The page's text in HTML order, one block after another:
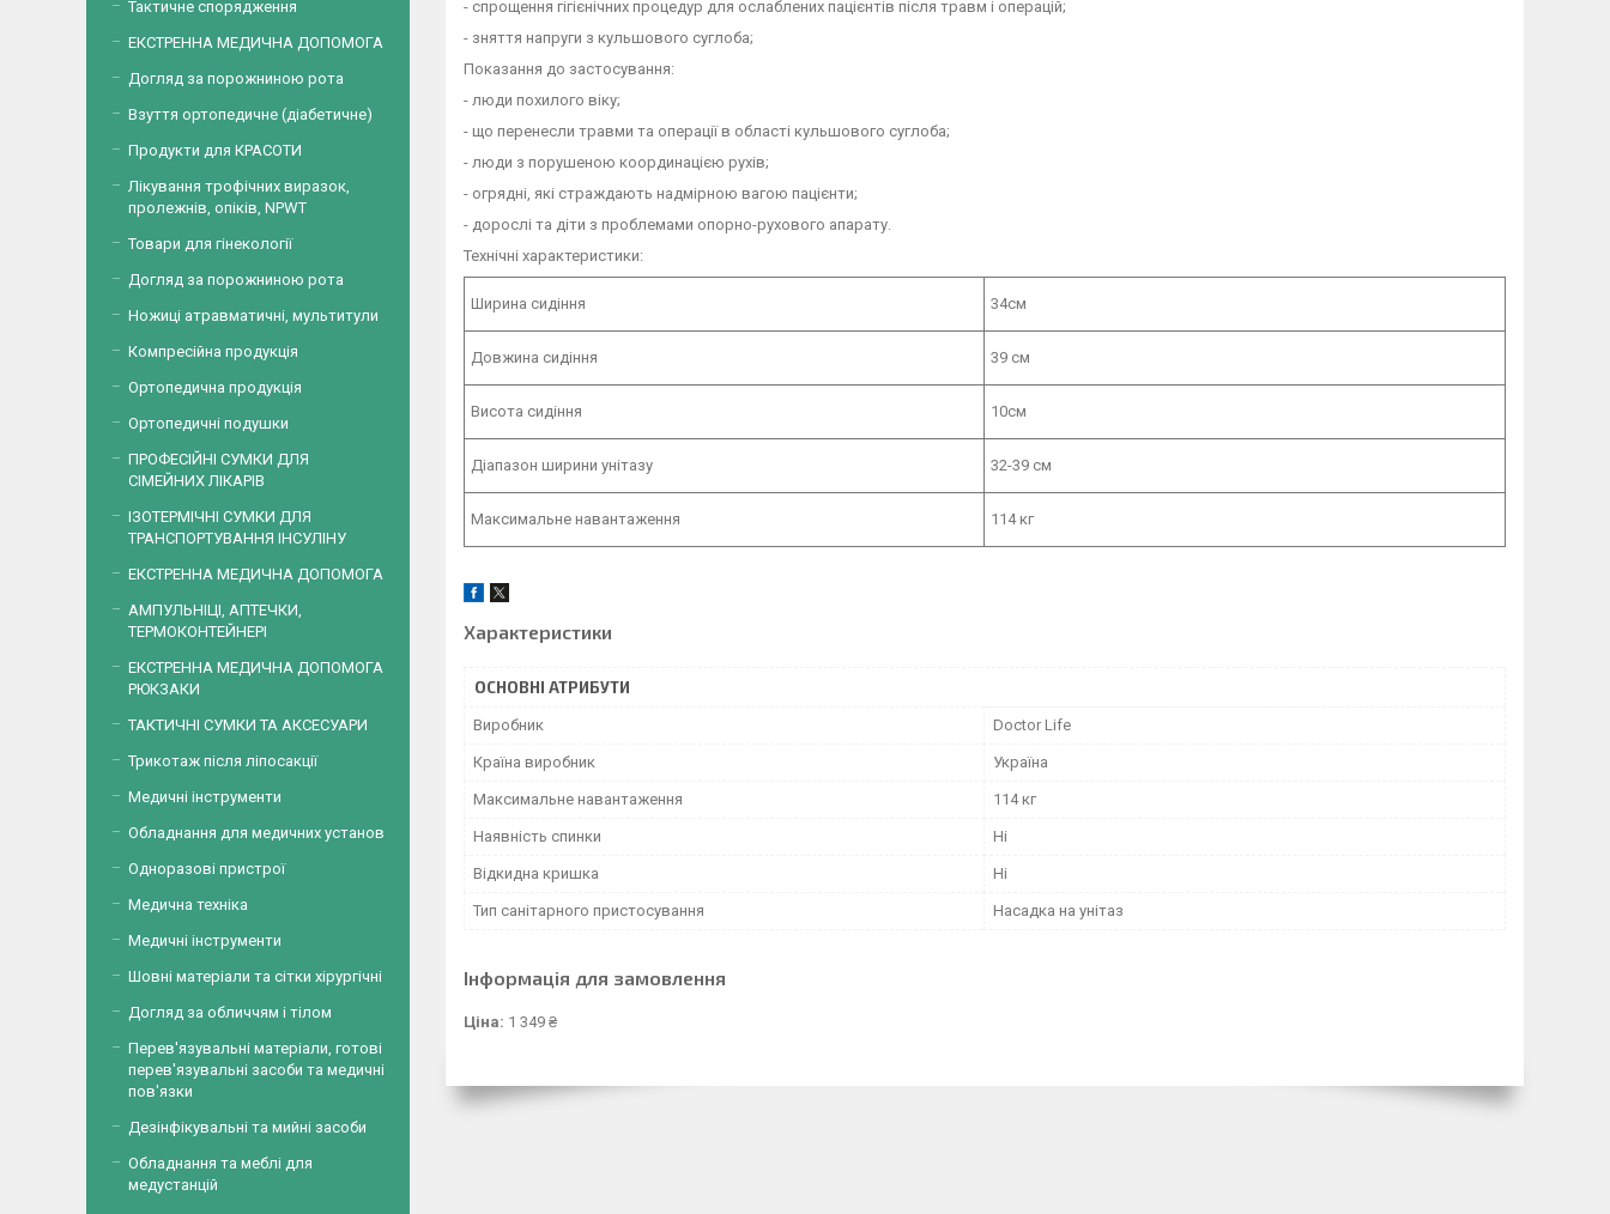
- спрощення гігієнічних процедур для ослаблених пацієнтів після травм і операцій;
- зняття напруги з кульшового суглоба;
Показання до застосування:
- люди похилого віку;
- що перенесли травми та операції в області кульшового суглоба;
- люди з порушеною координацією рухів;
- огрядні, які страждають надмірною вагою пацієнти;
- дорослі та діти з проблемами опорно-рухового апарату.
Технічні характеристики:
Ширина сидіння 34см
Довжина сидіння 39 см
Висота сидіння 10см
Діапазон ширини унітазу 32-39 см
Максимальне навантаження 114 кг
Характеристики
ОСНОВНІ АТРИБУТИ
Виробник Doctor Life
Країна виробник Україна
Максимальне навантаження 114 кг
Наявність спинки Ні
Відкидна кришка Ні
Тип санітарного пристосування Насадка на унітаз
Інформація для замовлення
Ціна: 1 349 ₴
Тактичне спорядження
ЕКСТРЕННА МЕДИЧНА ДОПОМОГА
Догляд за порожниною рота
Взуття ортопедичне (діабетичне)
Продукти для КРАСОТИ
Лікування трофічних виразок,
пролежнів, опіків, NPWT
Товари для гінекології
Догляд за порожниною рота
Ножиці атравматичні, мультитули
Компресійна продукція
Ортопедична продукція
Ортопедичні подушки
ПРОФЕСІЙНІ СУМКИ ДЛЯ
СІМЕЙНИХ ЛІКАРІВ
ІЗОТЕРМІЧНІ СУМКИ ДЛЯ
ТРАНСПОРТУВАННЯ ІНСУЛІНУ
ЕКСТРЕННА МЕДИЧНА ДОПОМОГА
АМПУЛЬНІЦІ, АПТЕЧКИ,
ТЕРМОКОНТЕЙНЕРІ
ЕКСТРЕННА МЕДИЧНА ДОПОМОГА
РЮКЗАКИ
ТАКТИЧНІ СУМКИ ТА АКСЕСУАРИ
Трикотаж після ліпосакції
Медичні інструменти
Обладнання для медичних установ
Одноразові пристрої
Медична техніка
Медичні інструменти
Шовні матеріали та сітки хірургічні
Догляд за обличчям і тілом
Перев'язувальні матеріали, готові
перев'язувальні засоби та медичні
пов'язки
Дезінфікувальні та мийні засоби
Обладнання та меблі для
медустанцій